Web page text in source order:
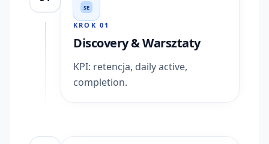
SE
KROK 01
Discovery & Warsztaty
KPI: retencja, daily active,
completion.